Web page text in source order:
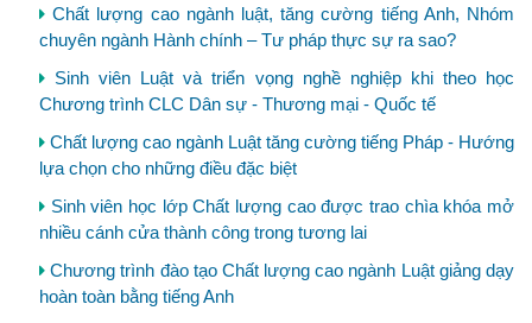
Chất lượng cao ngành luật, tăng cường tiếng Anh, Nhóm
chuyên ngành Hành chính – Tư pháp thực sự ra sao?
Sinh viên Luật và triển vọng nghề nghiệp khi theo học
Chương trình CLC Dân sự - Thương mại - Quốc tế
Chất lượng cao ngành Luật tăng cường tiếng Pháp - Hướng
lựa chọn cho những điều đặc biệt
Sinh viên học lớp Chất lượng cao được trao chìa khóa mở
nhiều cánh cửa thành công trong tương lai
Chương trình đào tạo Chất lượng cao ngành Luật giảng dạy
hoàn toàn bằng tiếng Anh